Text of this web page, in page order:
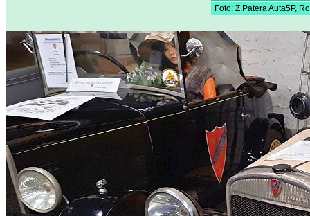
Foto: Z.Patera Auta5P,